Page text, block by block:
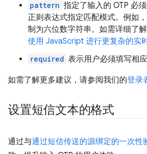
pattern 指定了输入的 OTP 必
正则表达式指定匹配模式。例如，
制为六位数字符串。如需详细了解
使用 JavaScript 进行更复杂的实
required 表示用户必须填写相应
如需了解更多建议，请参阅我们的登录
设置短信文本的格式
通过与通过短信传送的源绑定的一次性